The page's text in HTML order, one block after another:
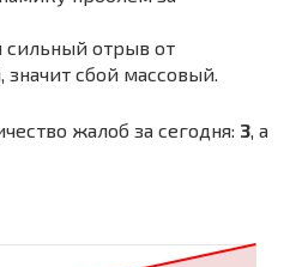
сильный отрыв от
сбой массовый.
жалоб за сегодня: 3 , а